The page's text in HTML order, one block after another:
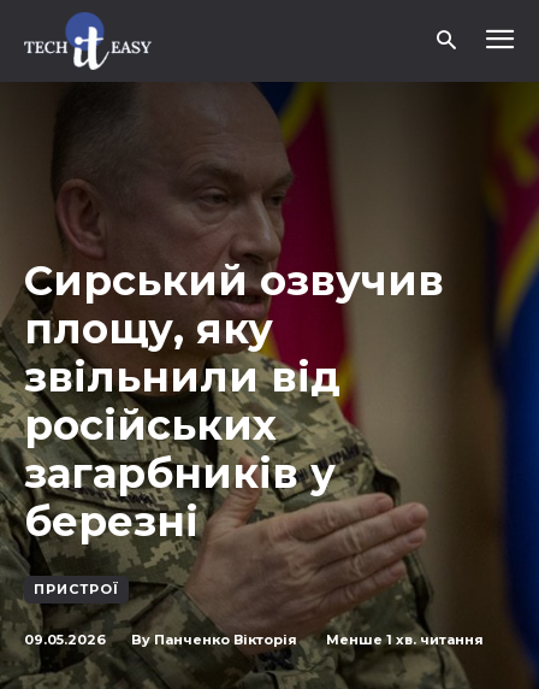
Сирський озвучив
площу, яку
звільнили від
російських
загарбників у
березні
ПРИСТРОЇ
09.05.2026 By Панченко Вікторія Менше 1хв. читання